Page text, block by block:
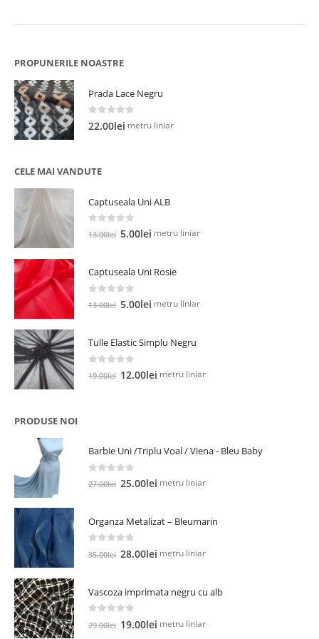
PROPUNERILE NOASTRE
Prada Lace Negru
0 out of 5
22.00lei metru liniar
CELE MAI VANDUTE
Captuseala Uni ALB
out of 5
13.00lei Prețul
fost:
13.00lei.
5.00lei Prețul
5.00lei.
metru liniar
Captuseala Uni Rosie
out of 5
13.00lei Prețul
fost:
13.00lei.
5.00lei Prețul
5.00lei.
metru liniar
Tulle Elastic Simplu Negru
out of 5
19.00lei Prețul
12.00lei Prețul
metru liniar
PRODUSE NOI
Barbie Uni /Triplu Voal / Viena - Bleu Baby
out of 5
27.00lei Prețul
fost:
27.00lei.
25.00lei Prețul
25.00lei.
metru liniar
Organza Metalizat – Bleumarin
out of 5
35.00lei Prețul
fost:
35.00lei.
28.00lei Prețul
28.00lei.
metru liniar
Vascoza imprimata negru cu alb
out of 5
29.00lei Prețul
19.00lei Prețul
metru liniar